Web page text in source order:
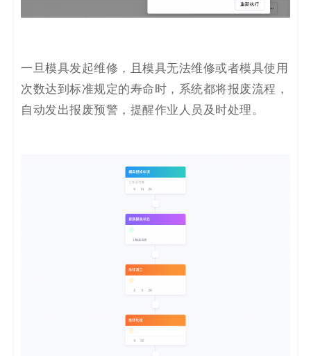
一旦模具发起维修，且 模具无法维修或者模具使用
次数达到标准规定的寿命时，系统都将报废流程，
自动发出报废预警，提醒作业人员及时处理。